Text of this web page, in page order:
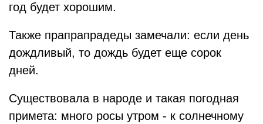
год будет хорошим.
Также прапрапрадеды замечали: если день
дождливый, то дождь будет еще сорок
дней.
Существовала в народе и такая погодная
примета: много росы утром - к солнечному